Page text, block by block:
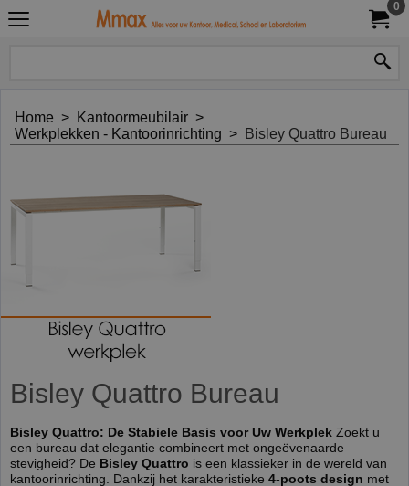
0
Home > Kantoormeubilair >
Werkplekken - Kantoorinrichting > Bisley Quattro Bureau
Bisley Quattro Bureau
Bisley Quattro: De Stabiele Basis voor Uw Werkplek Zoekt u
een bureau dat elegantie combineert met ongeëvenaarde
stevigheid? De Bisley Quattro is een klassieker in de wereld van
kantoorinrichting. Dankzij het karakteristieke 4-poots design met